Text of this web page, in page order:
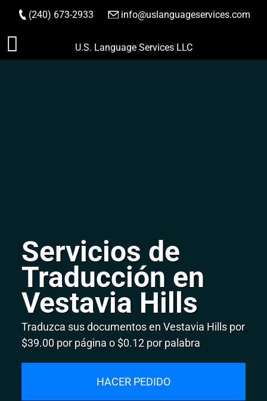
Saltar
(240) 673-2933 info@uslanguageservices.com
HACER PEDIDO
U.S. Language Services LLC
Servicios de
Traducción en
Vestavia Hills
Traduzca sus documentos en Vestavia Hills por
$39.00 por página o $0.12 por palabra
HACER PEDIDO